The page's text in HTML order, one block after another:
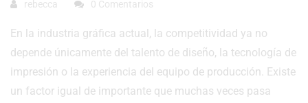
rebecca 0 Comentarios
En la industria gráfica actual, la competitividad ya no
depende únicamente del talento de diseño, la tecnología de
impresión o la experiencia del equipo de producción. Existe
un factor igual de importante que muchas veces pasa